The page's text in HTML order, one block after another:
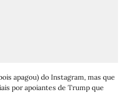
apagou) do Instagram, mas que
por apoiantes de Trump que